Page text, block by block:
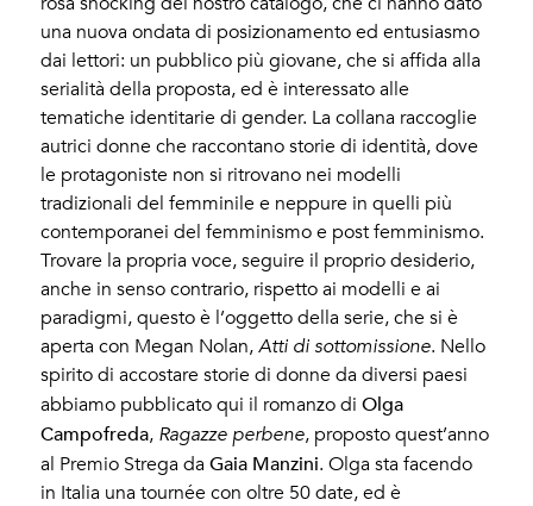
una nuova ondata di posizionamento ed entusiasmo
dai lettori: un pubblico più giovane, che si affida alla
serialità della proposta, ed è interessato alle
tematiche identitarie di gender. La collana raccoglie
autrici donne che raccontano storie di identità, dove
le protagoniste non si ritrovano nei modelli
tradizionali del femminile e neppure in quelli più
contemporanei del femminismo e post femminismo.
Trovare la propria voce, seguire il proprio desiderio,
anche in senso contrario, rispetto ai modelli e ai
paradigmi, questo è l’oggetto della serie, che si è
aperta con Megan Nolan, Atti di sottomissione. Nello
spirito di accostare storie di donne da diversi paesi
abbiamo pubblicato qui il romanzo diOlga
Campofreda, Ragazze perbene, proposto quest’anno
al Premio Strega daGaia Manzini. Olga sta facendo
in Italia una tournée con oltre 50 date, ed è